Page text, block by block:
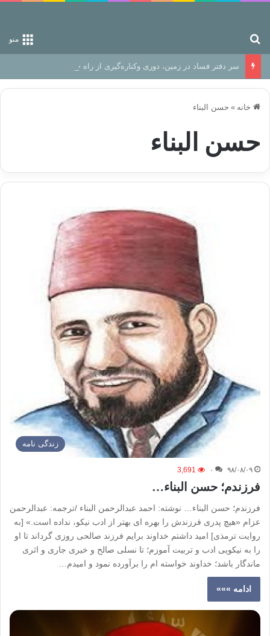
منو
سر دفتر فساد در زمین‌، دوری وکناره‌گیری از راه خداست‌!
خانه » حسن البناء
حسن البناء
زندگی نامه
۹۸/۰۸/۰۹ ۰ 3,691
فرزندم؛ حسن البناء…
فرزندم؛ حسن البناء… نوشته: احمد عبدالرحمن البناء /ترجمه: عبدالرحمن
عزام «هیچ پدری فرزندش را بهره ای بهتر از ادب نیکو، نداده است.» [به
روایت ترمذی] امید داشتم خداوند برایم فرزند صالحی روزی گرداند تا او
را به نیکویی ادب و تربیت آموزم؛ تا نسلی صالح و خیری جاری و اثری
ماندگار باشد؛ خداوند خواسته ام را برآورده نمود و امیدم…
ادامه »»»